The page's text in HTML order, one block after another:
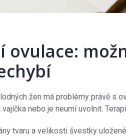
ovulace:
žen má problémy právě s
nebo je neumí uvolnit.
tvaru a velikosti švestky